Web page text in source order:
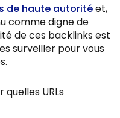
de haute autoritéet,
comme digne de
de ces backlinks est
surveiller pour vous
URLs